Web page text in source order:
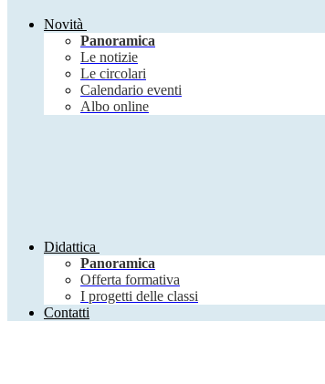
Novità
Panoramica
Le notizie
Le circolari
Calendario eventi
Albo online
Didattica
Panoramica
Offerta formativa
I progetti delle classi
Contatti